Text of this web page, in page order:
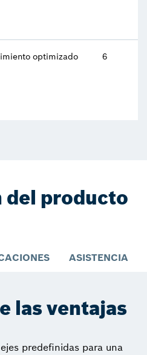
optimizado 6
producto
ASISTENCIA
las ventajas
predefinidas para una